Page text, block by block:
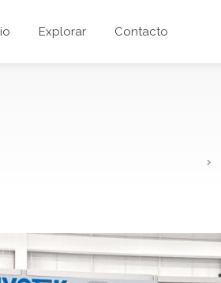
Explorar Contacto